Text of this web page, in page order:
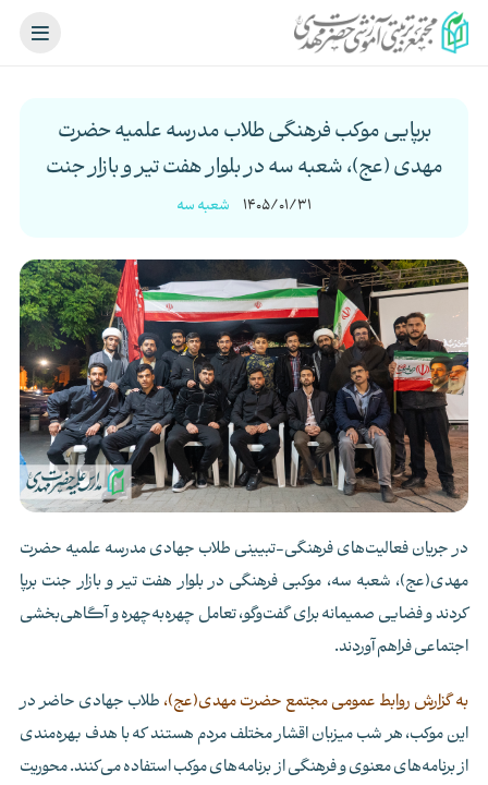
برپایی موکب فرهنگی طلاب مدرسه علمیه حضرت
مهدی (عج)، شعبه سه در بلوار هفت تیر و بازار جنت
1405/01/31 شعبه سه
در جریان فعالیت‌های فرهنگی-تبیینی طلاب جهادی مدرسه علمیه حضرت
مهدی(عج)، شعبه سه، موکبی فرهنگی در بلوار هفت تیر و بازار جنت برپا
کردند و فضایی صمیمانه برای گفت‌وگو، تعامل چهره‌به‌چهره و آگاهی‌بخشی
اجتماعی فراهم آوردند.
به گزارش روابط عمومی مجتمع حضرت مهدی(عج)، طلاب جهادی حاضر در
این موکب، هر شب میزبان اقشار مختلف مردم هستند که با هدف بهره‌مندی
از برنامه‌های معنوی و فرهنگی از برنامه‌های موکب استفاده می‌‌کنند. محوریت